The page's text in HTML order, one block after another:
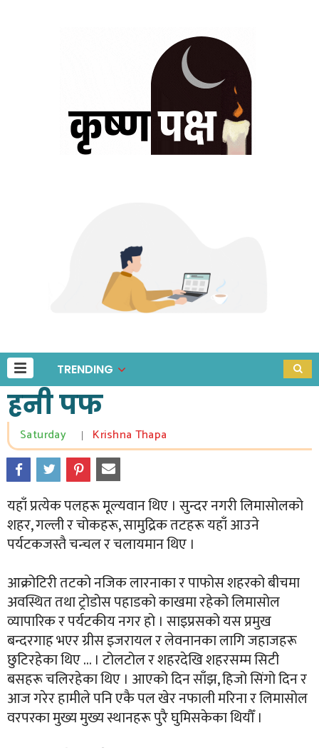
TRENDING
हनी पफ
Saturday Krishna Thapa
यहाँ प्रत्येक पलहरू मूल्यवान थिए । सुन्दर नगरी लिमासोलको
शहर, गल्ली र चोकहरू, सामुद्रिक तटहरू यहाँ आउने
पर्यटकजस्तै चन्चल र चलायमान थिए ।
आक्रोटिरी तटको नजिक लारनाका र पाफोस शहरको बीचमा
अवस्थित तथा ट्रोडोस पहाडको काखमा रहेको लिमासोल
व्यापारिक र पर्यटकीय नगर हो । साइप्रसको यस प्रमुख
बन्दरगाह भएर ग्रीस इजरायल र लेवनानका लागि जहाजहरू
छुटिरहेका थिए … । टोलटोल र शहरदेखि शहरसम्म सिटी
बसहरू चलिरहेका थिए । आएको दिन साँझ, हिजो सिंगो दिन र
आज गरेर हामीले पनि एकै पल खेर नफाली मरिना र लिमासोल
वरपरका मुख्य मुख्य स्थानहरू पुरै घुमिसकेका थियौँ ।